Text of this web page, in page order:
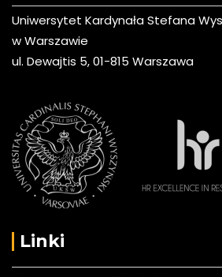
Uniwersytet Kardynała Stefana
w Warszawie
ul. Dewajtis 5, 01-815 Warszawa
Linki